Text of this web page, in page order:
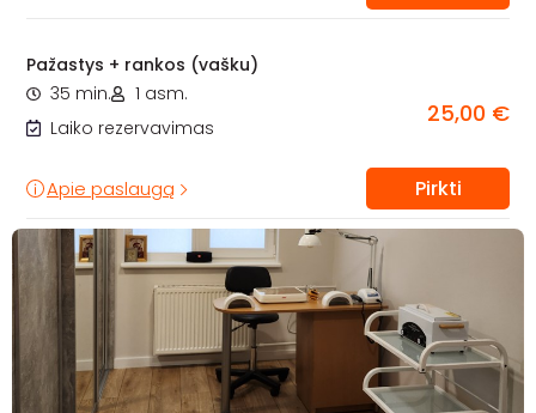
Pažastys + rankos (vašku)
35 min.
1 asm.
Laiko rezervavimas
25,00 €
Apie paslaugą Pirkti